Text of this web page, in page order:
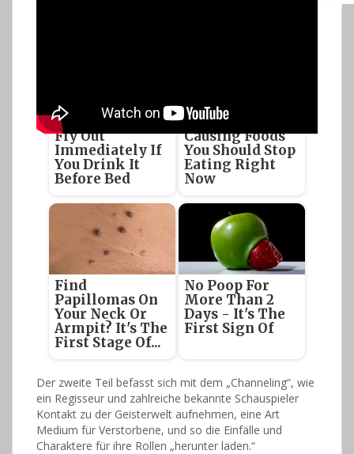
The Stool Will
Fly Out
Immediately If
You Drink It
Before Bed
5 Parasite-
Causing Foods
You Should Stop
Eating Right
Now
Find
Papillomas On
Your Neck Or
Armpit? It's The
First Stage Of...
No Poop For
More Than 2
Days - It's The
First Sign Of
Der zweite Teil befasst sich mit dem „Channeling“, wie
ein Regisseur und zahlreiche bekannte Schauspieler
Kontakt zu der Geisterwelt aufnehmen, eine Art
Medium für Verstorbene, und so die Einfälle und
Charaktere für ihre Rollen „herunter laden.“